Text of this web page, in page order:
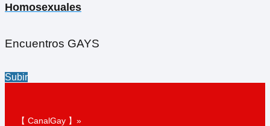
Homosexuales
Encuentros GAYS
Subir
【 CanalGay 】»